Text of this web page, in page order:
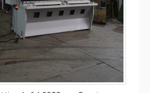
meno spazio pur applicando
delle cesoie meccaniche.
della cesoia idraulica
lamiere è ampiamente utilizzata
lastre, barre e lastre di materiali